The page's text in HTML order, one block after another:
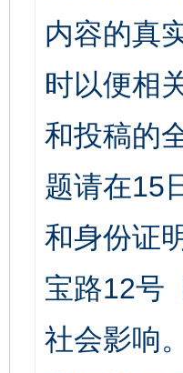
内容的真
时以便相
和投稿的
题请在15
和身份证
宝路12号
社会影响